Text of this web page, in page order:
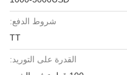
شروط الدفع:
TT
القدرة على التوريد: